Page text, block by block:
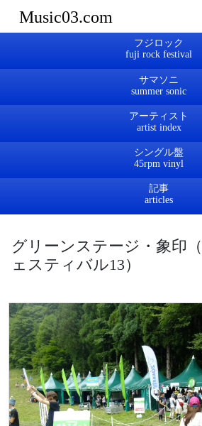
Music03.com
フジロック
サマソニ
アーティスト
シングル盤
記事
グリーンステージ・象印
ェスティバル13）